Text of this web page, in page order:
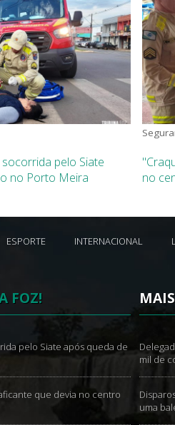
pelo Siate
no Porto Meira
no
ESPORTE INTERNACIONAL
FOZ!
pelo Siate após queda de
que devia no centro
mil de
uma